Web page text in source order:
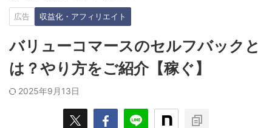
広告 収益化・アフィリエイト
バリューコマースのセルフバックと
は？やり方をご紹介【稼ぐ】
2025年9月13日